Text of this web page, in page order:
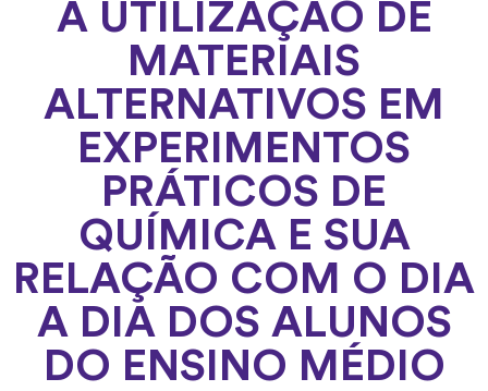
A UTILIZAÇÃO DE
MATERIAIS
ALTERNATIVOS EM
EXPERIMENTOS
PRÁTICOS DE
QUÍMICA E SUA
RELAÇÃO COM O DIA
A DIA DOS ALUNOS
DO ENSINO MÉDIO